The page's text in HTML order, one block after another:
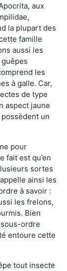
aux
la plupart des
famille
aussi les
les
à galle. Car,
de type
aspect jaune
un
pour
fait est qu’en
sortes
ainsi les
à savoir :
les frelons,
Bien
ordre
entoure cette
tout insecte